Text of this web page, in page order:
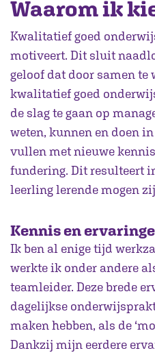
Waarom ik
Kwalitatief goed
motiveert. Dit sluit
geloof dat door samen
kwalitatief goed
de slag te gaan op
weten, kunnen en doen
vullen met nieuwe
fundering. Dit resulteert
leerling lerende mogen
Kennis en
Ik ben al enige tijd
werkte ik onder andere
teamleider. Deze brede
dagelijkse
maken hebben, als de
Dankzij mijn eerdere